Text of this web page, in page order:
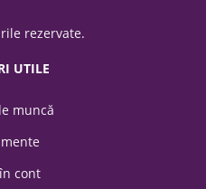
rezervate.
UTILE
muncă
cont